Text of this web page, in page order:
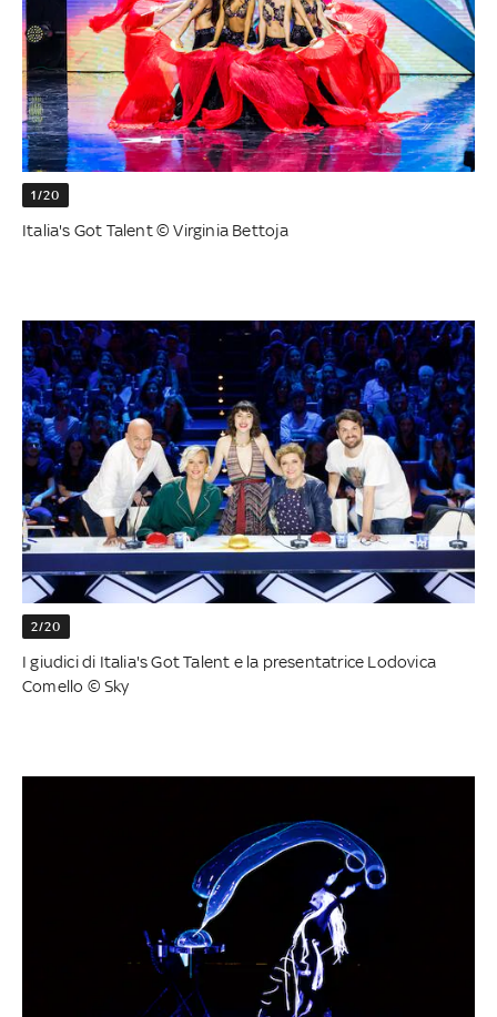
1/20
Italia's Got Talent © Virginia Bettoja
2/20
I giudici di Italia's Got Talent e la presentatrice Lodovica
Comello © Sky